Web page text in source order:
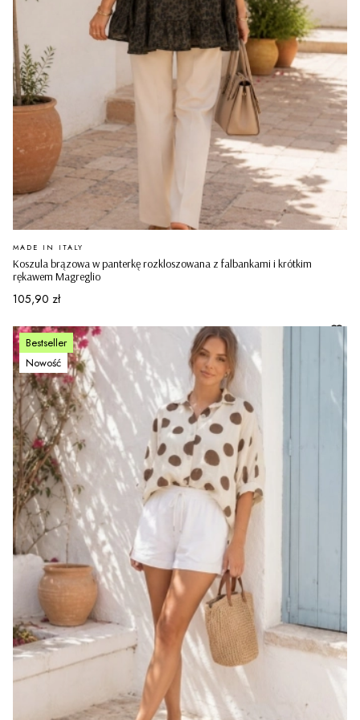
Koszula brązowa w panterkę rozkloszowana z falbankami i krótkim
rękawem Magreglio
PRODUCENT
MADE IN ITALY
Cena
105,90 zł
Bestseller
Nowość